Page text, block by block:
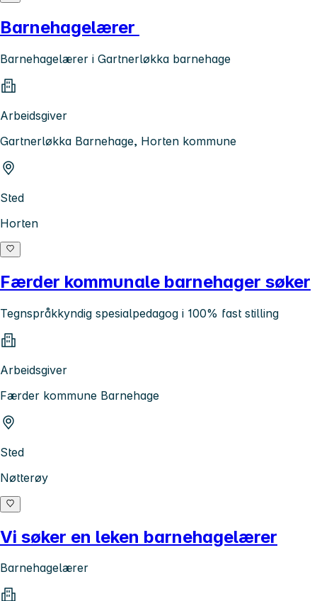
Barnehagelærer
Barnehagelærer i Gartnerløkka barnehage
Arbeidsgiver
Gartnerløkka Barnehage, Horten kommune
Sted
Horten
Færder kommunale barnehager søker
Tegnspråkkyndig spesialpedagog i 100% fast stilling
Arbeidsgiver
Færder kommune Barnehage
Sted
Nøtterøy
Vi søker en leken barnehagelærer
Barnehagelærer